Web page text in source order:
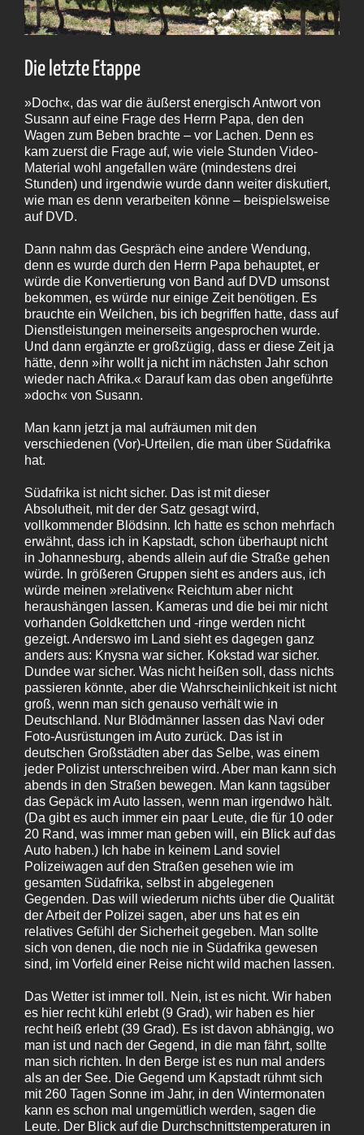
Die letzte Etappe
»Doch«, das war die äußerst energisch Antwort von
Susann auf eine Frage des Herrn Papa, den den
Wagen zum Beben brachte – vor Lachen. Denn es
kam zuerst die Frage auf, wie viele Stunden Video-
Material wohl angefallen wäre (mindestens drei
Stunden) und irgendwie wurde dann weiter diskutiert,
wie man es denn verarbeiten könne – beispielsweise
auf DVD.
Dann nahm das Gespräch eine andere Wendung,
denn es wurde durch den Herrn Papa behauptet, er
würde die Konvertierung von Band auf DVD umsonst
bekommen, es würde nur einige Zeit benötigen. Es
brauchte ein Weilchen, bis ich begriffen hatte, dass auf
Dienstleistungen meinerseits angesprochen wurde.
Und dann ergänzte er großzügig, dass er diese Zeit ja
hätte, denn »ihr wollt ja nicht im nächsten Jahr schon
wieder nach Afrika.« Darauf kam das oben angeführte
»doch« von Susann.
Man kann jetzt ja mal aufräumen mit den
verschiedenen (Vor)-Urteilen, die man über Südafrika
hat.
Südafrika ist nicht sicher. Das ist mit dieser
Absolutheit, mit der der Satz gesagt wird,
vollkommender Blödsinn. Ich hatte es schon mehrfach
erwähnt, dass ich in Kapstadt, schon überhaupt nicht
in Johannesburg, abends allein auf die Straße gehen
würde. In größeren Gruppen sieht es anders aus, ich
würde meinen »relativen« Reichtum aber nicht
heraushängen lassen. Kameras und die bei mir nicht
vorhanden Goldkettchen und ‑ringe werden nicht
gezeigt. Anderswo im Land sieht es dagegen ganz
anders aus: Knysna war sicher. Kokstad war sicher.
Dundee war sicher. Was nicht heißen soll, dass nichts
passieren könnte, aber die Wahrscheinlichkeit ist nicht
groß, wenn man sich genauso verhält wie in
Deutschland. Nur Blödmänner lassen das Navi oder
Foto-Ausrüstungen im Auto zurück. Das ist in
deutschen Großstädten aber das Selbe, was einem
jeder Polizist unterschreiben wird. Aber man kann sich
abends in den Straßen bewegen. Man kann tagsüber
das Gepäck im Auto lassen, wenn man irgendwo hält.
(Da gibt es auch immer ein paar Leute, die für 10 oder
20 Rand, was immer man geben will, ein Blick auf das
Auto haben.) Ich habe in keinem Land soviel
Polizeiwagen auf den Straßen gesehen wie im
gesamten Südafrika, selbst in abgelegenen
Gegenden. Das will wiederum nichts über die Qualität
der Arbeit der Polizei sagen, aber uns hat es ein
relatives Gefühl der Sicherheit gegeben. Man sollte
sich von denen, die noch nie in Südafrika gewesen
sind, im Vorfeld einer Reise nicht wild machen lassen.
Das Wetter ist immer toll. Nein, ist es nicht. Wir haben
es hier recht kühl erlebt (9 Grad), wir haben es hier
recht heiß erlebt (39 Grad). Es ist davon abhängig, wo
man ist und nach der Gegend, in die man fährt, sollte
man sich richten. In den Berge ist es nun mal anders
als an der See. Die Gegend um Kapstadt rühmt sich
mit 260 Tagen Sonne im Jahr, in den Wintermonaten
kann es schon mal ungemütlich werden, sagen die
Leute. Der Blick auf die Durchschnittstemperaturen in